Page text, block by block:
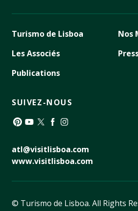
Turismo de Lisboa
Les Associés
Publications
Nos
SUIVEZ-NOUS
atl@visitlisboa.com
www.visitlisboa.com
© Turismo de Lisboa. All Rights